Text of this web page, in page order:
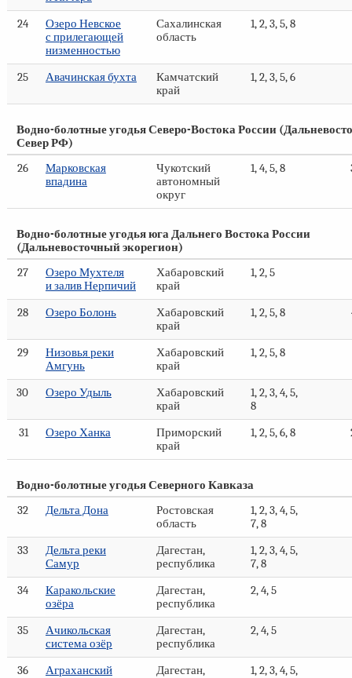
24
Озеро Невское
с прилегающей
низменностью
Сахалинская
область
1, 2, 3, 5, 8
25 Авачинская бухта
Камчатский
край
1, 2, 3, 5, 6
Водно-болотные угодья Северо-Востока России
Север РФ)
26
Марковская
впадина
Чукотский
автономный
округ
1, 4, 5, 8
Водно-болотные угодья юга Дальнего Востока России
(Дальневосточный экорегион)
27
Озеро Мухтеля
и залив Нерпичий
Хабаровский
край
1, 2, 5
28 Озеро Болонь
Хабаровский
край
1, 2, 5, 8
29
Низовья реки
Амгунь
Хабаровский
край
1, 2, 5, 8
30 Озеро Удыль
Хабаровский
край
1, 2, 3, 4, 5,
8
31 Озеро Ханка
Приморский
край
1, 2, 5, 6, 8
Водно-болотные угодья Северного Кавказа
32
Дельта Дона
Ростовская
область
1, 2, 3, 4, 5,
7, 8
33
Дельта реки
Самур
Дагестан,
республика
1, 2, 3, 4, 5,
7, 8
34
Каракольские
озёра
Дагестан,
республика
2, 4, 5
35
Ачикольская
система озёр
Дагестан,
республика
2, 4, 5
36
Аграханский
Дагестан,
1, 2, 3, 4, 5,